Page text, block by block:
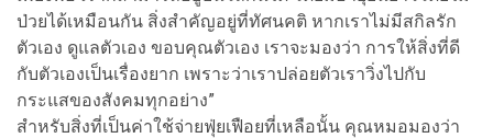
ป่วยได้เหมือนกัน สิ่งสำคัญอยู่ที่ทัศนคติ หากเราไม่มีสกิลรัก
ตัวเอง ดูแลตัวเอง ขอบคุณตัวเอง เราจะมองว่า การให้สิ่งที่ดี
กับตัวเองเป็นเรื่องยาก เพราะว่าเราปล่อยตัวเราวิ่งไปกับ
กระแสของสังคมทุกอย่าง”
สำหรับสิ่งที่เป็นค่าใช้จ่ายฟุ่ยเฟือยที่เหลือนั้น คุณหมอมองว่า